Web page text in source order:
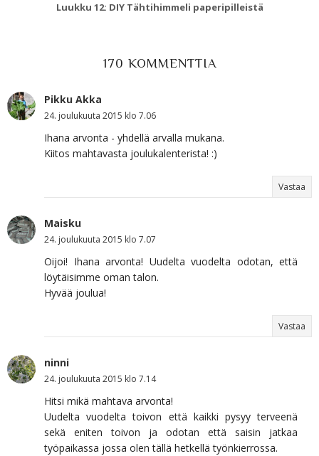
Luukku 12: DIY Tähtihimmeli paperipilleistä
170 KOMMENTTIA
Pikku Akka
24. joulukuuta 2015 klo 7.06
Ihana arvonta - yhdellä arvalla mukana.
Kiitos mahtavasta joulukalenterista! :)
Vastaa
Maisku
24. joulukuuta 2015 klo 7.07
Oijoi! Ihana arvonta! Uudelta vuodelta odotan, että
löytäisimme oman talon.
Hyvää joulua!
Vastaa
ninni
24. joulukuuta 2015 klo 7.14
Hitsi mikä mahtava arvonta!
Uudelta vuodelta toivon että kaikki pysyy terveenä
sekä eniten toivon ja odotan että saisin jatkaa
työpaikassa jossa olen tällä hetkellä työnkierrossa.